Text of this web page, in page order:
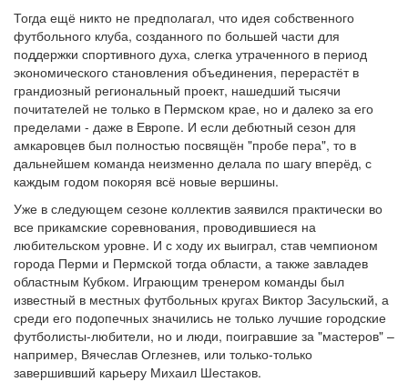
Тогда ещё никто не предполагал, что идея собственного
футбольного клуба, созданного по большей части для
поддержки спортивного духа, слегка утраченного в период
экономического становления объединения, перерастёт в
грандиозный региональный проект, нашедший тысячи
почитателей не только в Пермском крае, но и далеко за его
пределами - даже в Европе. И если дебютный сезон для
амкаровцев был полностью посвящён "пробе пера", то в
дальнейшем команда неизменно делала по шагу вперёд, с
каждым годом покоряя всё новые вершины.
Уже в следующем сезоне коллектив заявился практически во
все прикамские соревнования, проводившиеся на
любительском уровне. И с ходу их выиграл, став чемпионом
города Перми и Пермской тогда области, а также завладев
областным Кубком. Играющим тренером команды был
известный в местных футбольных кругах Виктор Засульский, а
среди его подопечных значились не только лучшие городские
футболисты-любители, но и люди, поигравшие за "мастеров" –
например, Вячеслав Оглезнев, или только-только
завершивший карьеру Михаил Шестаков.